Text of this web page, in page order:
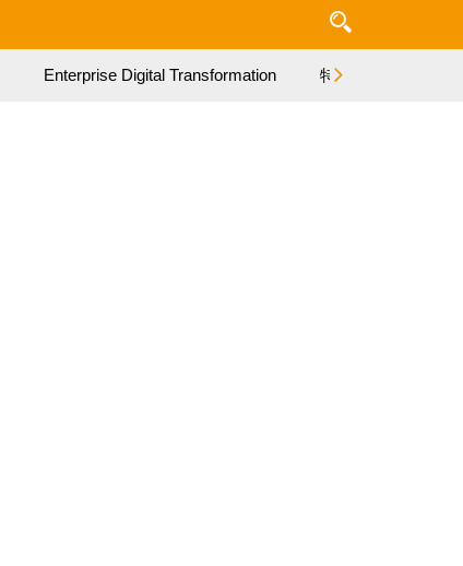
Enterprise Digital Transformation 特集